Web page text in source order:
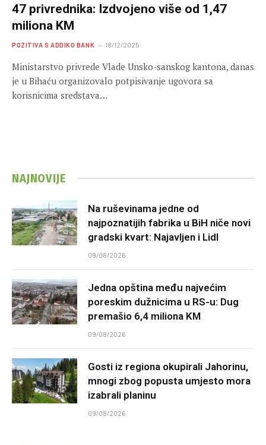
47 privrednika: Izdvojeno više od 1,47
miliona KM
POZITIVA S ADDIKO BANK 18/12/2025
Ministarstvo privrede Vlade Unsko-sanskog kantona, danas
je u Bihaću organizovalo potpisivanje ugovora sa
korisnicima sredstava…
NAJNOVIJE
Na ruševinama jedne od
najpoznatijih fabrika u BiH niče novi
gradski kvart: Najavljen i Lidl
09/08/2026
Jedna opština među najvećim
poreskim dužnicima u RS-u: Dug
premašio 6,4 miliona KM
09/08/2026
Gosti iz regiona okupirali Jahorinu,
mnogi zbog popusta umjesto mora
izabrali planinu
09/08/2026